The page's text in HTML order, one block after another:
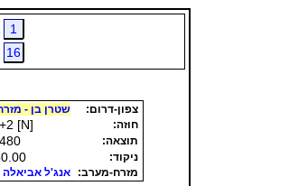
1
16
צפון-דרום:
שטרן בן -
חוזה:
+2 [N]
תוצאה: 480
ניקוד:
מזרח-מערב: אנג'ל אביאלה